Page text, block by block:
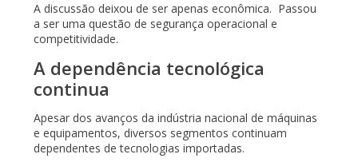
A discussão deixou de ser apenas econômica. Passou
a ser uma questão de segurança operacional e
competitividade.
A dependência tecnológica
continua
Apesar dos avanços da indústria nacional de máquinas
e equipamentos, diversos segmentos continuam
dependentes de tecnologias importadas.